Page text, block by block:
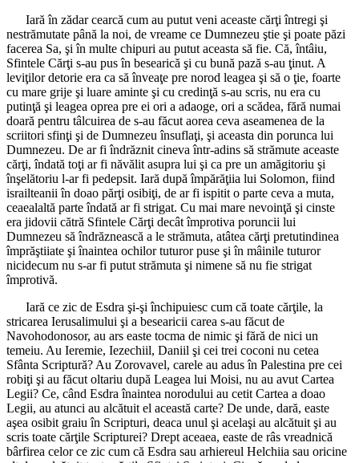
Iară în zădar cearcă cum au putut veni aceaste cărţi întregi şi
nestrămutate până la noi, de vreame ce Dumnezeu ştie şi poate păzi
facerea Sa, şi în multe chipuri au putut aceasta să fie. Că, întâiu,
Sfintele Cărţi s-au pus în besearică şi cu bună pază s-au ţinut. A
leviţilor detorie era ca să înveaţe pre norod leagea şi să o ţie, foarte
cu mare grije şi luare aminte şi cu credinţă s-au scris, nu era cu
putinţă şi leagea oprea pre ei ori a adaoge, ori a scădea, fără numai
doară pentru tâlcuirea de s-au făcut aorea ceva aseamenea de la
scriitori sfinţi şi de Dumnezeu însuflaţi, şi aceasta din porunca lui
Dumnezeu. De ar fi îndrăznit cineva într-adins să strămute aceaste
cărţi, îndată toţi ar fi năvălit asupra lui şi ca pre un amăgitoriu şi
înşelătoriu l-ar fi pedepsit. Iară după împărăţiia lui Solomon, fiind
israilteanii în doao părţi osibiţi, de ar fi ispitit o parte ceva a muta,
ceaealaltă parte îndată ar fi strigat. Cu mai mare nevoinţă şi cinste
era jidovii cătră Sfintele Cărţi decât împrotiva poruncii lui
Dumnezeu să îndrăznească a le strămuta, atâtea cărţi pretutindinea
împrăştiiate şi înaintea ochilor tuturor puse şi în mâinile tuturor
nicidecum nu s-ar fi putut strămuta şi nimene să nu fie strigat
împrotivă.
Iară ce zic de Esdra şi-şi închipuiesc cum că toate cărţile, la
stricarea Ierusalimului şi a besearicii carea s-au făcut de
Navohodonosor, au ars easte tocma de nimic şi fără de nici un
temeiu. Au Ieremie, Iezechiil, Daniil şi cei trei coconi nu cetea
Sfânta Scriptură? Au Zorovavel, carele au adus în Palestina pre cei
robiţi şi au făcut oltariu după Leagea lui Moisi, nu au avut Cartea
Legii? Ce, când Esdra înaintea norodului au cetit Cartea a doao
Legii, au atunci au alcătuit el această carte? De unde, dară, easte
aşea osibit graiu în Scripturi, deaca unul şi acelaşi au alcătuit şi au
scris toate cărţile Scripturei? Drept aceaea, easte de râs vreadnică
bârfirea celor ce zic cum că Esdra sau arhiereul Helchiia sau oricine